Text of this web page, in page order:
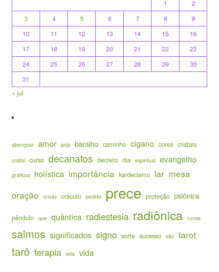
1
2
3
4 5 6 7 8
9
10
11 12 13 14 15
16
17
18 19 20 21 22
23
24
25 26 27 28 29
30
31
« jul
abençoar amor anjo baralho caminho cigano cores cristais
cristal curso decanatos decreto dia espiritual evangelho
gráficos holística importância kardecismo lar mesa
oração
orixás oráculo pedido prece proteção psiônica
pêndulo que quântica radiestesia radiônica runas
salmos significados signo sorte sucesso são tarot
tarô terapia vela vida